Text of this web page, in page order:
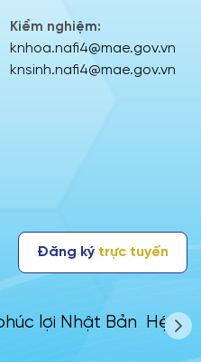
Kiểm nghiệm:
knhoa.nafi4@mae.gov.vn
knsinh.nafi4@mae.gov.vn
lợi Nhật Bản Hệ
Đăng ký trực tuyến